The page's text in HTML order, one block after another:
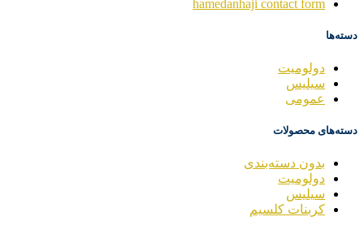
hamedanhaji contact form
دسته‌ها
دولومیت
سیلیس
عمومی
دسته‌های محصولات
بدون دسته‌بندی
دولومیت
سیلیس
کربنات کلسیم